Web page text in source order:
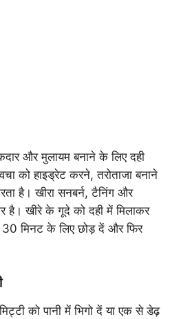
और मुलायम बनाने के लिए दही
को हाइड्रेट करने, तरोताजा बनाने
है। खीरा सनबर्न, टैनिंग और
है। खीरे के गूदे को दही में मिलाकर
30 मिनट के लिए छोड़ दें और फिर
को पानी में भिगो दें या एक से डेढ़